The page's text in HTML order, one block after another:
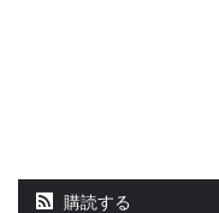
購読する